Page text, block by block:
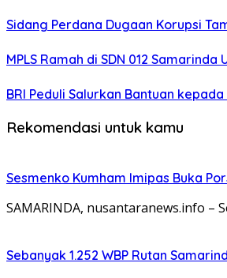
Sidang Perdana Dugaan Korupsi
MPLS Ramah di SDN 012
BRI Peduli Salurkan Bantuan
Rekomendasi untuk kamu
Sesmenko Kumham Imipas Buka
SAMARINDA, nusantaranews.info –
Sebanyak 1.252 WBP Rutan